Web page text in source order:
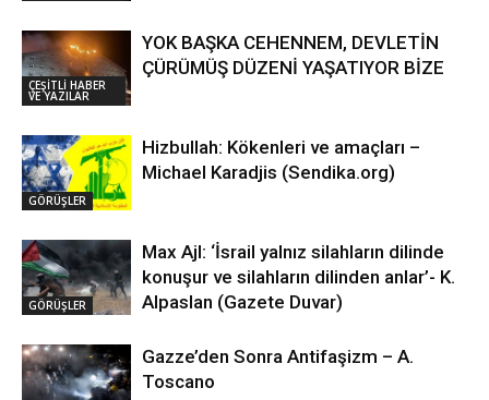
ÇEŞİTLİ HABER
VE YAZILAR
YOK BAŞKA CEHENNEM, DEVLETİN
ÇÜRÜMÜŞ DÜZENİ YAŞATIYOR BİZE
GÖRÜŞLER
Hizbullah: Kökenleri ve amaçları –
Michael Karadjis (Sendika.org)
GÖRÜŞLER
Max Ajl: ‘İsrail yalnız silahların dilinde
konuşur ve silahların dilinden anlar’- K.
Alpaslan (Gazete Duvar)
Gazze’den Sonra Antifaşizm – A.
Toscano